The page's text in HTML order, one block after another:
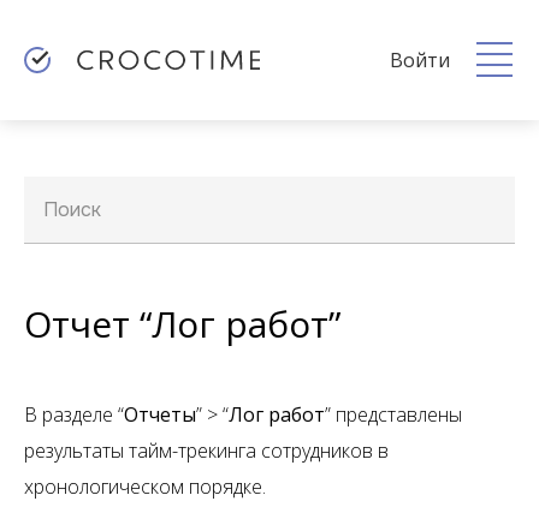
Войти
Поиск
Отчет “Лог работ”
В разделе “Отчеты” > “Лог работ” представлены
результаты тайм-трекинга сотрудников в
хронологическом порядке.